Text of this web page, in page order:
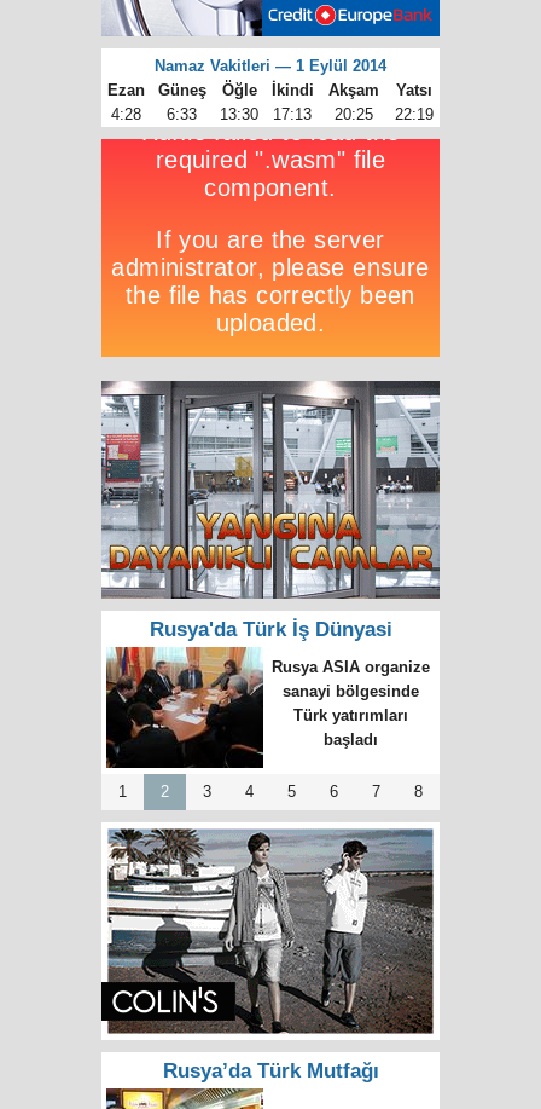
Namaz Vakitleri — 1 Eylül 2014
Ezan
Güneş Öğle İkindi Akşam
Yatsı
4:28
6:33 13:30 17:13 20:25 22:19
Rusya'da Türk İş Dünyasi
Türk girişimci
Rusya’da yüz bin
işçiyi giydirdi
1 2 3 4 5 6 7 8
Rusya’da Türk Mutfağı